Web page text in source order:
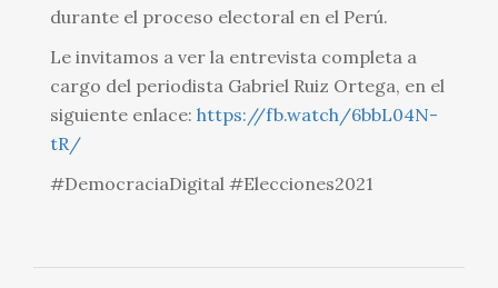
durante el proceso electoral en el Perú.
Le invitamos a ver la entrevista completa a
cargo del periodista Gabriel Ruiz Ortega, en el
siguiente enlace: https://fb.watch/6bbL04N-
tR/
#DemocraciaDigital #Elecciones2021